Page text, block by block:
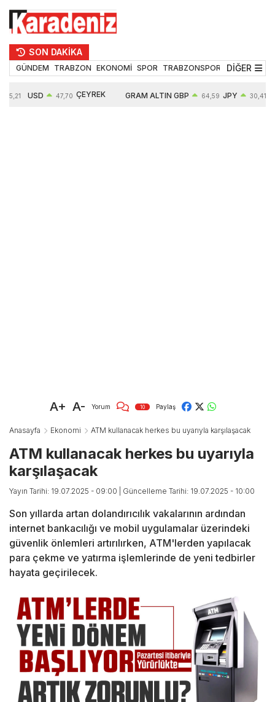
SON DAKİKA
GÜNDEM TRABZON EKONOMİ SPOR TRABZONSPOR TEKNOLOJİ
DİĞER
55,21 USD 47,70 ÇEYREK GRAM ALTIN GBP 64,59 JPY 30,41
A+ A- Yorum 10 Paylaş
Anasayfa Ekonomi ATM kullanacak herkes bu uyarıyla karşılaşacak
ATM kullanacak herkes bu uyarıyla
karşılaşacak
Yayın Tarihi: 19.07.2025 - 09:00 | Güncelleme Tarihi: 19.07.2025 - 10:00
Son yıllarda artan dolandırıcılık vakalarının ardından
internet bankacılığı ve mobil uygulamalar üzerindeki
güvenlik önlemleri artırılırken, ATM'lerden yapılacak
para çekme ve yatırma işlemlerinde de yeni tedbirler
hayata geçirilecek.